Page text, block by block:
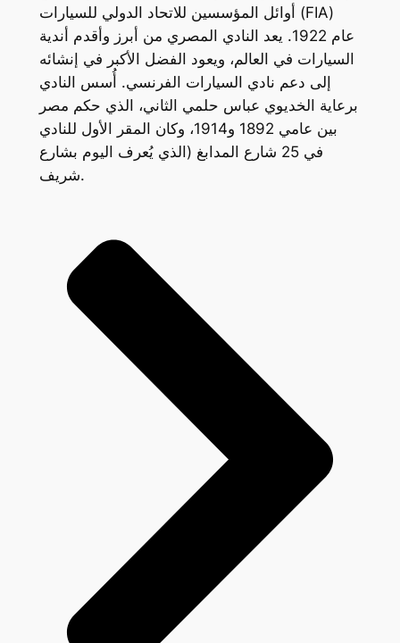
أوائل المؤسسين للاتحاد الدولي للسيارات (FIA)
عام 1922. يعد النادي المصري من أبرز وأقدم أندية
السيارات في العالم، ويعود الفضل الأكبر في إنشائه
إلى دعم نادي السيارات الفرنسي. أُسس النادي
برعاية الخديوي عباس حلمي الثاني، الذي حكم مصر
بين عامي 1892 و1914، وكان المقر الأول للنادي
في 25 شارع المدابغ (الذي يُعرف اليوم بشارع
شريف.